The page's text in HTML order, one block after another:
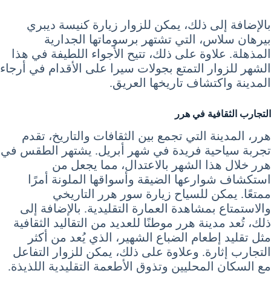
بالإضافة إلى ذلك، يمكن للزوار زيارة كنيسة ديبري
بيرهان سلاس، التي تشتهر برسوماتها الجدارية
المذهلة. علاوة على ذلك، تتيح الأجواء اللطيفة في هذا
الشهر للزوار التمتع بجولات سيرا على الأقدام في أرجاء
المدينة واكتشاف تاريخها العريق.
التجارب الثقافية في هرر
هرر، المدينة التي تجمع بين الثقافات والتاريخ، تقدم
تجربة سياحية فريدة في شهر أبريل. يشتهر الطقس في
هرر خلال هذا الشهر بالاعتدال، مما يجعل من
استكشاف شوارعها الضيقة وأسواقها الملونة أمرًا
ممتعًا. يمكن للسياح زيارة سور هرر التاريخي
والاستمتاع بمشاهدة العمارة التقليدية. بالإضافة إلى
ذلك، تُعد مدينة هرر موطنًا للعديد من التقاليد الثقافية
مثل تقليد إطعام الضباع الشهير، الذي يُعد من أكثر
التجارب إثارة. وعلاوة على ذلك، يمكن للزوار التفاعل
مع السكان المحليين وتذوق الأطعمة التقليدية اللذيذة.